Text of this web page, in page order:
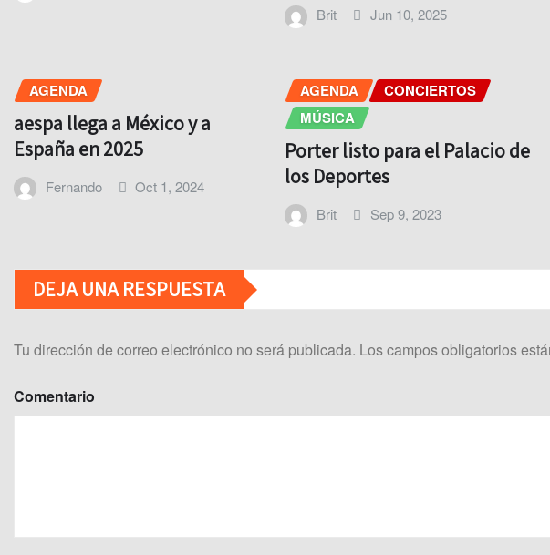
Brit Jun 10, 2025
AGENDA
aespa llega a México y a
España en 2025
Fernando Oct 1, 2024
AGENDA
CONCIERTOS
MÚSICA
Porter listo para el Palacio de
los Deportes
Brit Sep 9, 2023
DEJA UNA RESPUESTA
Tu dirección de correo electrónico no será publicada. Los campos obligatorios
Comentario